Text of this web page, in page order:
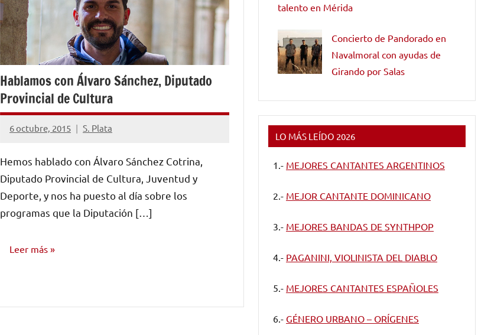
Hablamos con Álvaro Sánchez, Diputado
Provincial de Cultura
6 octubre, 2015 S. Plata
No
comentarios
Hemos hablado con Álvaro Sánchez Cotrina,
Diputado Provincial de Cultura, Juventud y
Deporte, y nos ha puesto al día sobre los
programas que la Diputación […]
Leer más
talento en Mérida
Concierto de Pandorado en
Navalmoral con ayudas de
Girando por Salas
LO MÁS LEÍDO 2026
1.- MEJORES CANTANTES ARGENTINOS
2.- MEJOR CANTANTE DOMINICANO
3.- MEJORES BANDAS DE SYNTHPOP
4.- PAGANINI, VIOLINISTA DEL DIABLO
5.- MEJORES CANTANTES ESPAÑOLES
6.- GÉNERO URBANO – ORÍGENES